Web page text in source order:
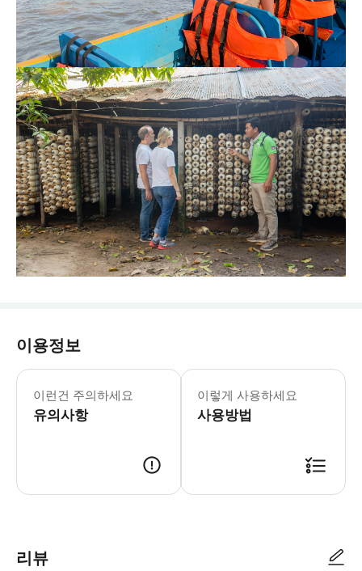
이용정보
이런건 주의하세요
유의사항
이렇게 사용하세요
사용방법
리뷰